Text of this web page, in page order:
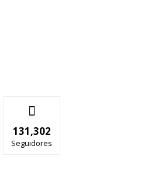
131,302
Seguidores